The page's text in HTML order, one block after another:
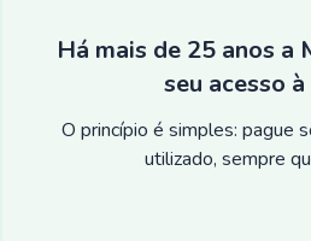
Há mais de 25 anos a
seu acesso
O princípio é simples: pague
utilizado, sempre